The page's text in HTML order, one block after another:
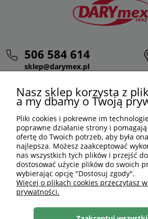
506 584 614
sklep@darymex.pl
PLN PL
Nasz sklep korzysta z
a my dbamy o Twoją
Pliki cookies i pokrewne im
poprawne działanie strony i
ofertę do Twoich potrzeb, aby była
najlepsza. Możesz zaakceptować
nas wszystkich tych plików i przejść
dostosować użycie plików do swoich
wybierając opcję "Dostosuj zgody".
Więcej o plikach cookies przeczytasz
prywatności.